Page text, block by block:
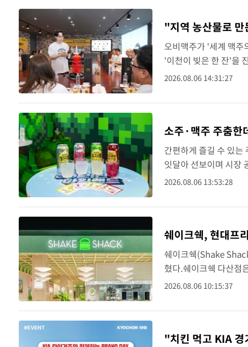
"지역 농산물로
오비맥주가 '세계 맥주
'이천이 빚은 한 잔'을
석부사장과 김두영 이
2026.08.06 14:31:27
소주·맥주 주춤
간편하게 즐길 수 있는
잇달아 선보이며 시장
음주 문화를 한 캔에
2026.08.06 13:53:28
쉐이크쉑, 현대프
쉐이크쉑(Shake
혔다.쉐이크쉑 다산점
받아 조성했다. 한옥의
2026.08.06 10:15:37
"치킨 먹고 KIA 경